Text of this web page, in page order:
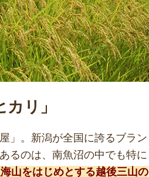
リ」
」。新潟が全国に誇るブラン
るのは、南魚沼の中でも特に
山をはじめとする越後三山の